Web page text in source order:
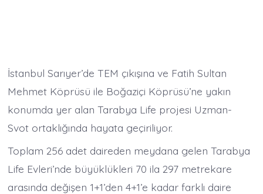
İstanbul Sarıyer’de TEM çıkışına ve Fatih Sultan
Mehmet Köprüsü ile Boğaziçi Köprüsü’ne yakın
konumda yer alan Tarabya Life projesi Uzman-
Svot ortaklığında hayata geçiriliyor.
Toplam 256 adet daireden meydana gelen Tarabya
Life Evleri’nde büyüklükleri 70 ila 297 metrekare
arasında değişen 1+1’den 4+1’e kadar farklı daire